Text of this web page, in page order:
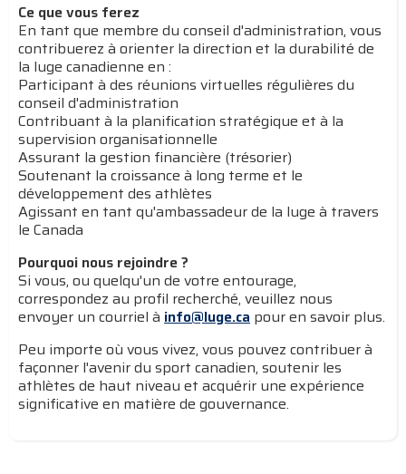
Ce que vous ferez
En tant que membre du conseil d'administration, vous
contribuerez à orienter la direction et la durabilité de
la luge canadienne en :
Participant à des réunions virtuelles régulières du
conseil d'administration
Contribuant à la planification stratégique et à la
supervision organisationnelle
Assurant la gestion financière (trésorier)
Soutenant la croissance à long terme et le
développement des athlètes
Agissant en tant qu'ambassadeur de la luge à travers
le Canada
Pourquoi nous rejoindre ?
Si vous, ou quelqu'un de votre entourage,
correspondez au profil recherché, veuillez nous
envoyer un courriel à info@luge.ca pour en savoir plus.
Peu importe où vous vivez, vous pouvez contribuer à
façonner l'avenir du sport canadien, soutenir les
athlètes de haut niveau et acquérir une expérience
significative en matière de gouvernance.